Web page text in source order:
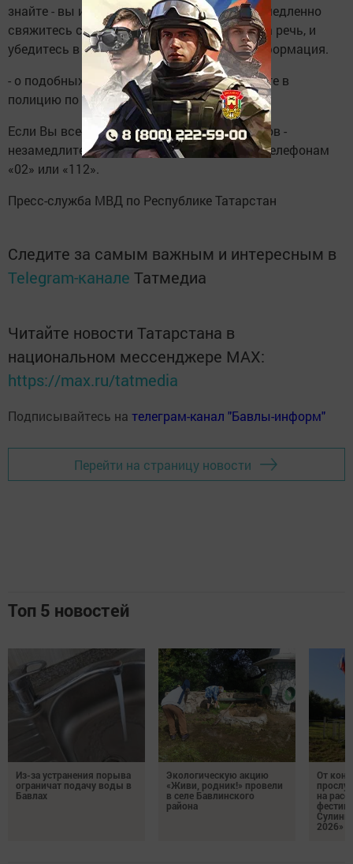
знайте - вы имеете дело с мошенником. Немедленно
свяжитесь с родственником, о котором шла речь, и
убедитесь в достоверности полученной информация.
- о подобных звонках немедленно сообщайте в
полицию по телефону 02.
Если Вы все-таки стали жертвой мошенников -
незамедлительно сообщите в полицию по телефонам
«02» или «112».
Пресс-служба МВД по Республике Татарстан
Следите за самым важным и интересным в
Telegram-канале Татмедиа
Читайте новости Татарстана в
национальном мессенджере MАХ:
https://max.ru/tatmedia
Подписывайтесь на телеграм-канал "Бавлы-информ"
Перейти на страницу новости
Топ 5 новостей
Из-за устранения порыва
ограничат подачу воды в
Бавлах
Экологическую акцию
«Живи, родник!» провели
в селе Бавлинского
района
От
на
2026»